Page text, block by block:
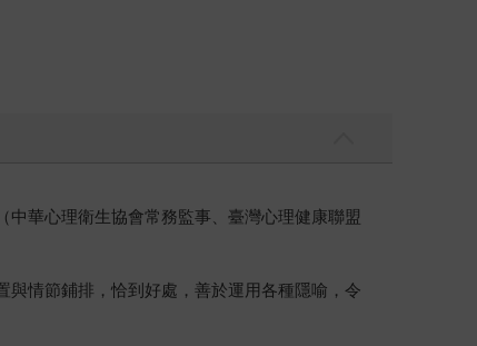
華心理衛生協會常務監事、臺灣心理健康聯盟
情節鋪排，恰到好處，善於運用各種隱喻，令